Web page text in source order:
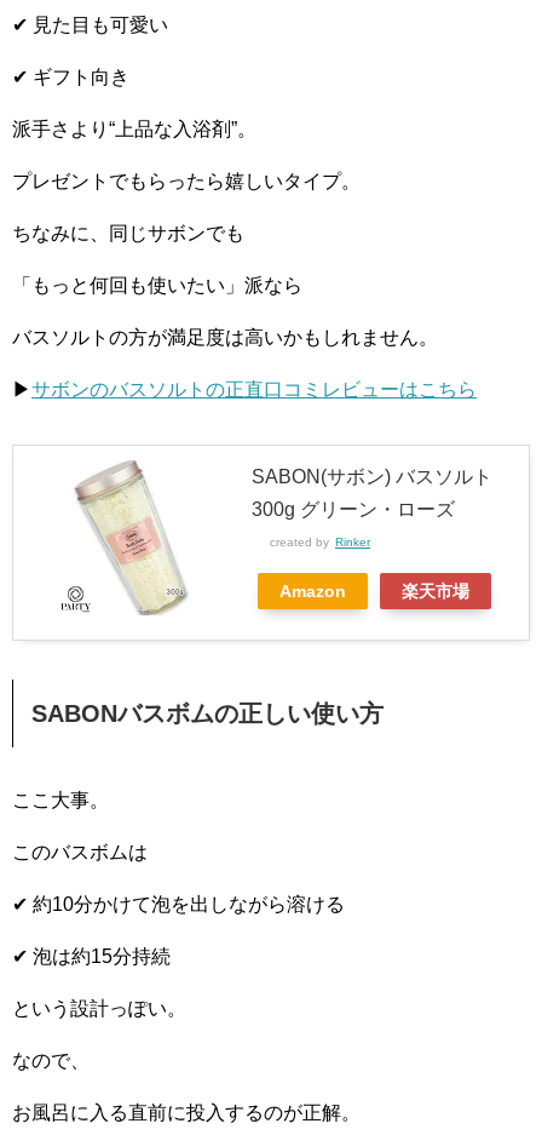
✔ 見た目も可愛い
✔ ギフト向き
派手さより“上品な入浴剤”。
プレゼントでもらったら嬉しいタイプ。
ちなみに、同じサボンでも
「もっと何回も使いたい」派なら
バスソルトの方が満足度は高いかもしれません。
▶︎サボンのバスソルトの正直口コミレビューはこちら
SABON(サボン) バスソルト
300g グリーン・ローズ
created by Rinker
Amazon 楽天市場
SABONバスボムの正しい使い方
ここ大事。
このバスボムは
✔ 約10分かけて泡を出しながら溶ける
✔ 泡は約15分持続
という設計っぽい。
なので、
お風呂に入る直前に投入するのが正解。